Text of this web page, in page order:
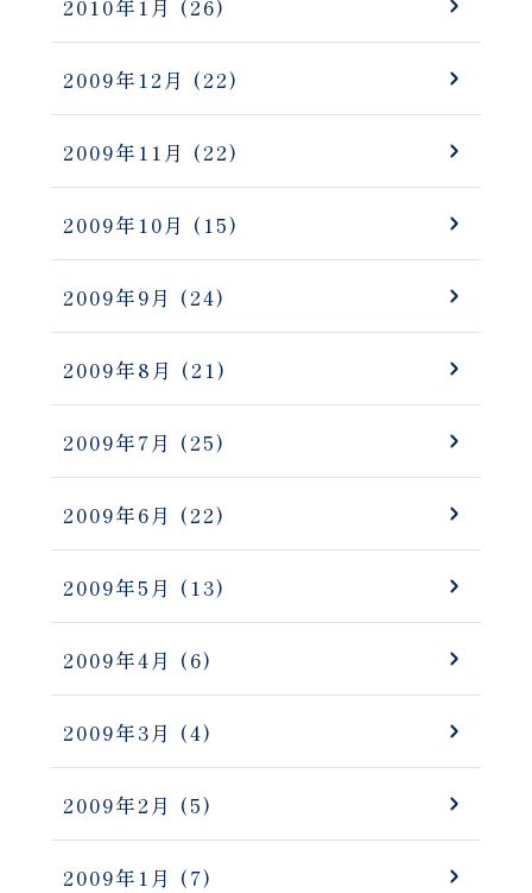
2010年1月 (26)
2009年12月 (22)
2009年11月 (22)
2009年10月 (15)
2009年9月 (24)
2009年8月 (21)
2009年7月 (25)
2009年6月 (22)
2009年5月 (13)
2009年4月 (6)
2009年3月 (4)
2009年2月 (5)
2009年1月 (7)